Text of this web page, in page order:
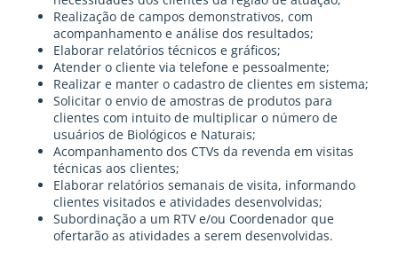
Realização de campos demonstrativos, com
acompanhamento e análise dos resultados;
Elaborar relatórios técnicos e gráficos;
Atender o cliente via telefone e pessoalmente;
Realizar e manter o cadastro de clientes em sistema;
Solicitar o envio de amostras de produtos para
clientes com intuito de multiplicar o número de
usuários de Biológicos e Naturais;
Acompanhamento dos CTVs da revenda em visitas
técnicas aos clientes;
Elaborar relatórios semanais de visita, informando
clientes visitados e atividades desenvolvidas;
Subordinação a um RTV e/ou Coordenador que
ofertarão as atividades a serem desenvolvidas.